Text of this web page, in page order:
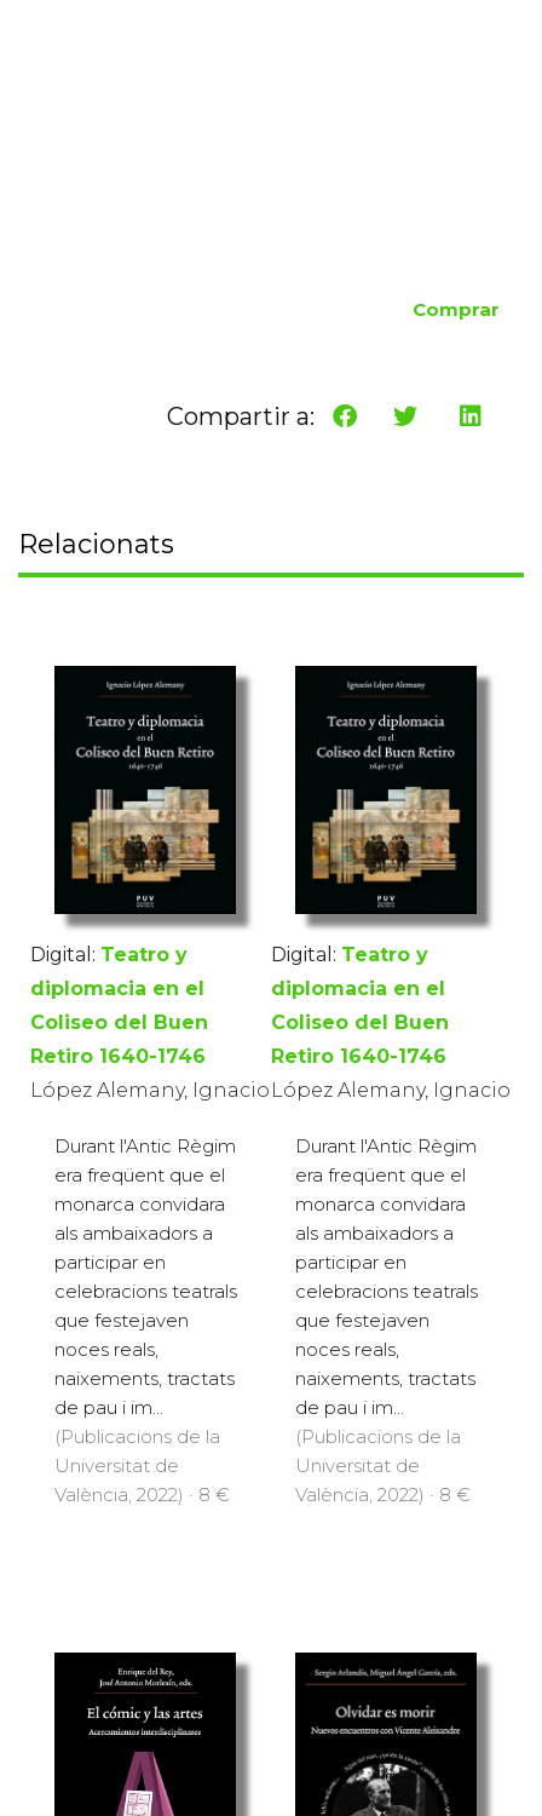
Comprar
Compartir a:
Relacionats
Digital: Teatro y
diplomacia en el
Coliseo del Buen
Retiro 1640-1746
López Alemany, Ignacio
Durant l'Antic Règim
era freqüent que el
monarca convidara
als ambaixadors a
participar en
celebracions teatrals
que festejaven
noces reals,
naixements, tractats
de pau i im...
(Publicacions de la
Universitat de
València, 2022) · 8 €
Digital: Teatro y
diplomacia en el
Coliseo del Buen
Retiro 1640-1746
López Alemany, Ignacio
Durant l'Antic Règim
era freqüent que el
monarca convidara
als ambaixadors a
participar en
celebracions teatrals
que festejaven
noces reals,
naixements, tractats
de pau i im...
(Publicacions de la
Universitat de
València, 2022) · 8 €